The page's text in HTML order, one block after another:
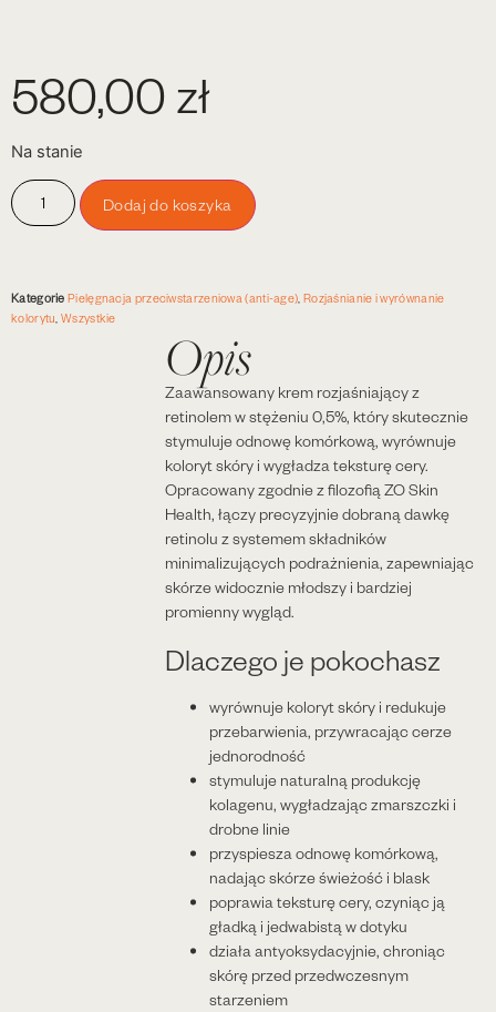
580,00zł
Na stanie
Dodaj do koszyka
Kategorie Pielęgnacja przeciwstarzeniowa (anti-age), Rozjaśnianie i wyrównanie
kolorytu,Wszystkie
Opis
Zaawansowany krem rozjaśniający z
retinolem w stężeniu 0,5%, który skutecznie
stymuluje odnowę komórkową, wyrównuje
koloryt skóry i wygładza teksturę cery.
Opracowany zgodnie z filozofią ZO Skin
Health, łączy precyzyjnie dobraną dawkę
retinolu z systemem składników
minimalizujących podrażnienia, zapewniając
skórze widocznie młodszy i bardziej
promienny wygląd.
Dlaczego je pokochasz
wyrównuje koloryt skóry i redukuje
przebarwienia, przywracając cerze
jednorodność
stymuluje naturalną produkcję
kolagenu, wygładzając zmarszczki i
drobne linie
przyspiesza odnowę komórkową,
nadając skórze świeżość i blask
poprawia teksturę cery, czyniąc ją
gładką i jedwabistą w dotyku
działa antyoksydacyjnie, chroniąc
skórę przed przedwczesnym
starzeniem